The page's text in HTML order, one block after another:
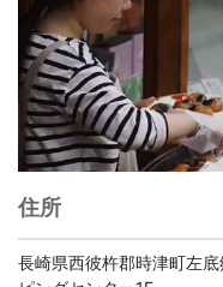
住所
長崎県西彼杵郡時津町左